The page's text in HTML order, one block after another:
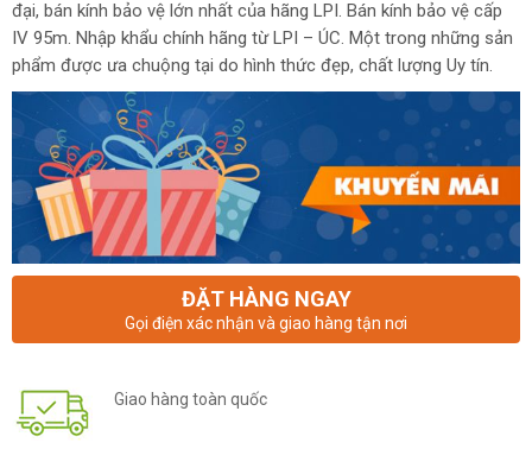
đại, bán kính bảo vệ lớn nhất của hãng LPI. Bán kính bảo vệ cấp
IV 95m. Nhập khẩu chính hãng từ LPI – ÚC. Một trong những sản
phẩm được ưa chuộng tại do hình thức đẹp, chất lượng Uy tín.
ĐẶT HÀNG NGAY
Gọi điện xác nhận và giao hàng tận nơi
Giao hàng toàn quốc